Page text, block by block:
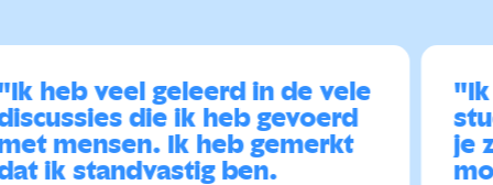
veel geleerd in de vele
die ik heb gevoerd
mensen. Ik heb gemerkt
ik standvastig ben.
"Ik
je